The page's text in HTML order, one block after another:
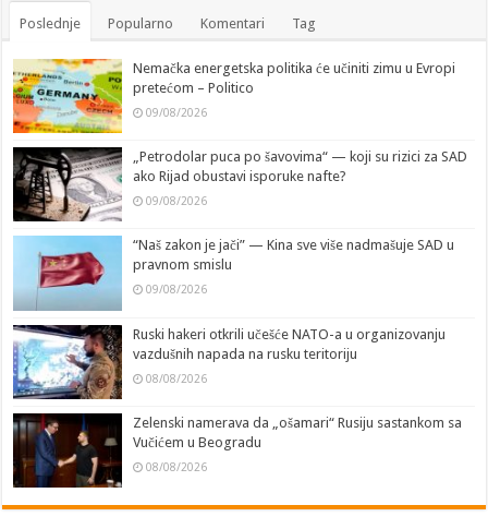
Poslednje Popularno Komentari Tag
Nemačka energetska politika će učiniti zimu u Evropi
pretećom – Politico
09/08/2026
„Petrodolar puca po šavovima“ — koji su rizici za SAD
ako Rijad obustavi isporuke nafte?
09/08/2026
“Naš zakon je jači” — Kina sve više nadmašuje SAD u
pravnom smislu
09/08/2026
Ruski hakeri otkrili učešće NATO-a u organizovanju
vazdušnih napada na rusku teritoriju
08/08/2026
Zelenski namerava da „ošamari“ Rusiju sastankom sa
Vučićem u Beogradu
08/08/2026